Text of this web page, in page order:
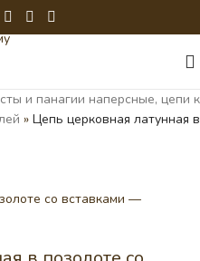
и панагии наперсные, цепи к
» Цепь церковная латунная в